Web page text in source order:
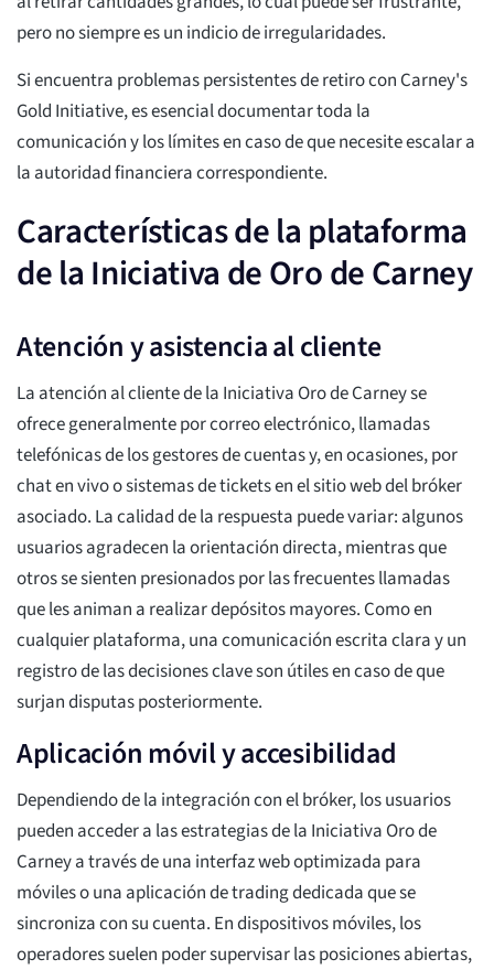
pero no siempre es un indicio de irregularidades.
Si encuentra problemas persistentes de retiro con Carney's
Gold Initiative, es esencial documentar toda la
comunicación y los límites en caso de que necesite escalar a
la autoridad financiera correspondiente.
Características de la plataforma
de la Iniciativa de Oro de Carney
Atención y asistencia al cliente
La atención al cliente de la Iniciativa Oro de Carney se
ofrece generalmente por correo electrónico, llamadas
telefónicas de los gestores de cuentas y, en ocasiones, por
chat en vivo o sistemas de tickets en el sitio web del bróker
asociado. La calidad de la respuesta puede variar: algunos
usuarios agradecen la orientación directa, mientras que
otros se sienten presionados por las frecuentes llamadas
que les animan a realizar depósitos mayores. Como en
cualquier plataforma, una comunicación escrita clara y un
registro de las decisiones clave son útiles en caso de que
surjan disputas posteriormente.
Aplicación móvil y accesibilidad
Dependiendo de la integración con el bróker, los usuarios
pueden acceder a las estrategias de la Iniciativa Oro de
Carney a través de una interfaz web optimizada para
móviles o una aplicación de trading dedicada que se
sincroniza con su cuenta. En dispositivos móviles, los
operadores suelen poder supervisar las posiciones abiertas,